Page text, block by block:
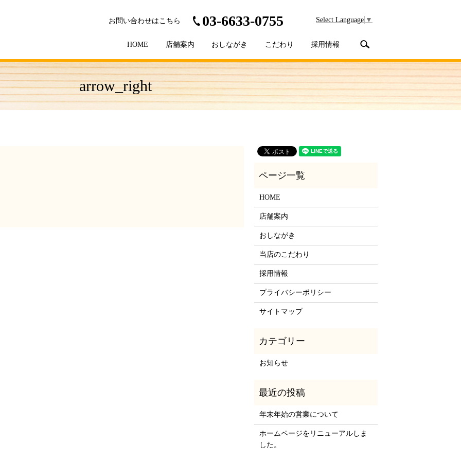
お問い合わせはこちら 03-6633-0755 Select Language ▼
HOME 店舗案内 おしながき こだわり 採用情報
arrow_right
HOME
店舗案内
おしながき
当店のこだわり
採用情報
プライバシーポリシー
サイトマップ
お知らせ
年末年始の営業について
ホームページをリニューアルしま
した。